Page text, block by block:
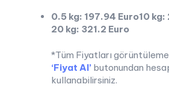
0.5 kg: 197.94 Euro10
20 kg: 321.2 Euro
*Tüm Fiyatları
‘Fiyat Al’ butonundan
kullanabilirsiniz.